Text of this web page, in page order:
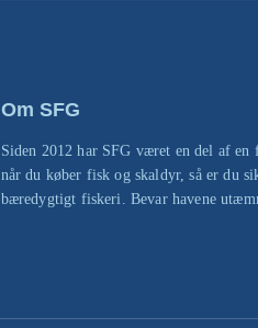
Om SFG
Siden 2012 har SFG været en del af
når du køber fisk og skaldyr, så er du
bæredygtigt fiskeri. Bevar havene